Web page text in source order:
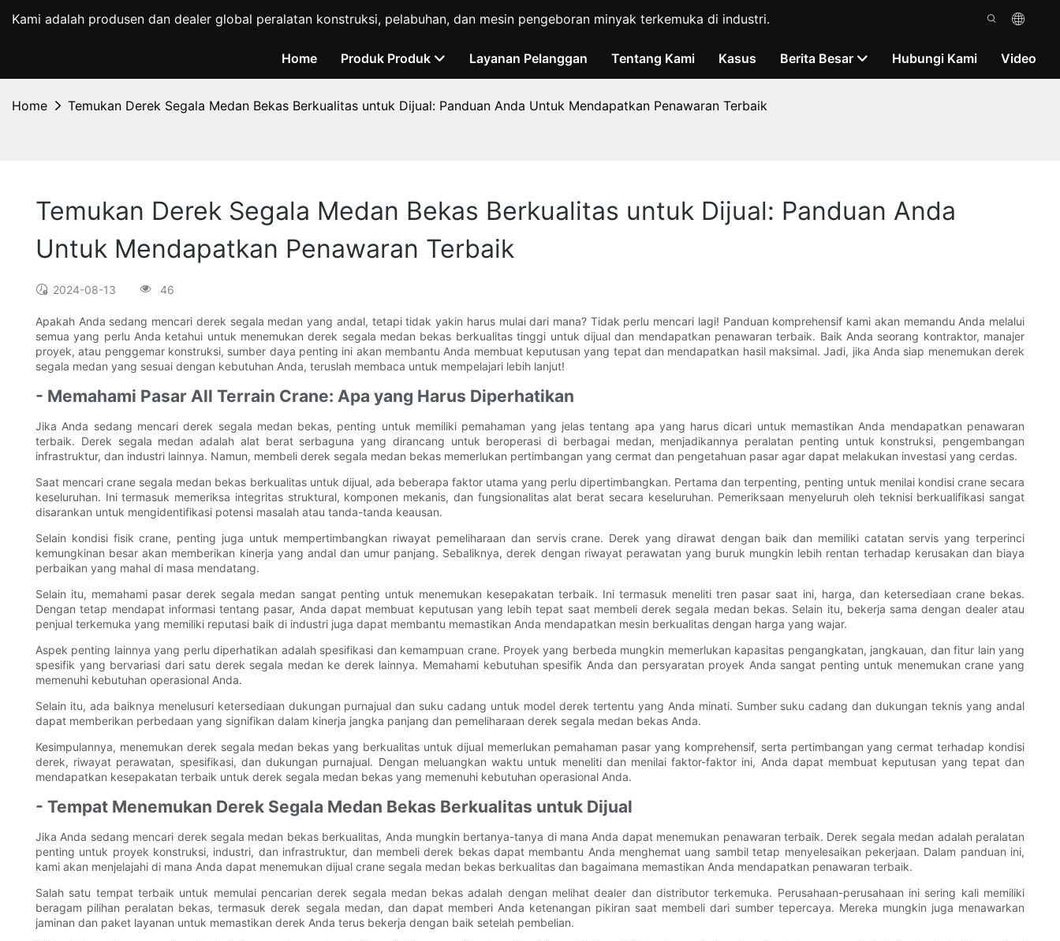
Kami adalah produsen dan dealer global peralatan konstruksi, pelabuhan, dan mesin pengeboran minyak terkemuka di industri.
Home Produk Produk Layanan Pelanggan Tentang Kami Kasus Berita Besar Hubungi Kami Video
Home Temukan Derek Segala Medan Bekas Berkualitas untuk Dijual: Panduan Anda Untuk Mendapatkan Penawaran Terbaik
Temukan Derek Segala Medan Bekas Berkualitas untuk Dijual: Panduan Anda
Untuk Mendapatkan Penawaran Terbaik
2024-08-13 46
Apakah Anda sedang mencari derek segala medan yang andal, tetapi tidak yakin harus mulai dari mana? Tidak perlu mencari lagi! Panduan komprehensif kami akan memandu Anda melalui
semua yang perlu Anda ketahui untuk menemukan derek segala medan bekas berkualitas tinggi untuk dijual dan mendapatkan penawaran terbaik. Baik Anda seorang kontraktor, manajer
proyek, atau penggemar konstruksi, sumber daya penting ini akan membantu Anda membuat keputusan yang tepat dan mendapatkan hasil maksimal. Jadi, jika Anda siap menemukan derek
segala medan yang sesuai dengan kebutuhan Anda, teruslah membaca untuk mempelajari lebih lanjut!
- Memahami Pasar All Terrain Crane: Apa yang Harus Diperhatikan
Jika Anda sedang mencari derek segala medan bekas, penting untuk memiliki pemahaman yang jelas tentang apa yang harus dicari untuk memastikan Anda mendapatkan penawaran
terbaik. Derek segala medan adalah alat berat serbaguna yang dirancang untuk beroperasi di berbagai medan, menjadikannya peralatan penting untuk konstruksi, pengembangan
infrastruktur, dan industri lainnya. Namun, membeli derek segala medan bekas memerlukan pertimbangan yang cermat dan pengetahuan pasar agar dapat melakukan investasi yang cerdas.
Saat mencari crane segala medan bekas berkualitas untuk dijual, ada beberapa faktor utama yang perlu dipertimbangkan. Pertama dan terpenting, penting untuk menilai kondisi crane secara
keseluruhan. Ini termasuk memeriksa integritas struktural, komponen mekanis, dan fungsionalitas alat berat secara keseluruhan. Pemeriksaan menyeluruh oleh teknisi berkualifikasi sangat
disarankan untuk mengidentifikasi potensi masalah atau tanda-tanda keausan.
Selain kondisi fisik crane, penting juga untuk mempertimbangkan riwayat pemeliharaan dan servis crane. Derek yang dirawat dengan baik dan memiliki catatan servis yang terperinci
kemungkinan besar akan memberikan kinerja yang andal dan umur panjang. Sebaliknya, derek dengan riwayat perawatan yang buruk mungkin lebih rentan terhadap kerusakan dan biaya
perbaikan yang mahal di masa mendatang.
Selain itu, memahami pasar derek segala medan sangat penting untuk menemukan kesepakatan terbaik. Ini termasuk meneliti tren pasar saat ini, harga, dan ketersediaan crane bekas.
Dengan tetap mendapat informasi tentang pasar, Anda dapat membuat keputusan yang lebih tepat saat membeli derek segala medan bekas. Selain itu, bekerja sama dengan dealer atau
penjual terkemuka yang memiliki reputasi baik di industri juga dapat membantu memastikan Anda mendapatkan mesin berkualitas dengan harga yang wajar.
Aspek penting lainnya yang perlu diperhatikan adalah spesifikasi dan kemampuan crane. Proyek yang berbeda mungkin memerlukan kapasitas pengangkatan, jangkauan, dan fitur lain yang
spesifik yang bervariasi dari satu derek segala medan ke derek lainnya. Memahami kebutuhan spesifik Anda dan persyaratan proyek Anda sangat penting untuk menemukan crane yang
memenuhi kebutuhan operasional Anda.
Selain itu, ada baiknya menelusuri ketersediaan dukungan purnajual dan suku cadang untuk model derek tertentu yang Anda minati. Sumber suku cadang dan dukungan teknis yang andal
dapat memberikan perbedaan yang signifikan dalam kinerja jangka panjang dan pemeliharaan derek segala medan bekas Anda.
Kesimpulannya, menemukan derek segala medan bekas yang berkualitas untuk dijual memerlukan pemahaman pasar yang komprehensif, serta pertimbangan yang cermat terhadap kondisi
derek, riwayat perawatan, spesifikasi, dan dukungan purnajual. Dengan meluangkan waktu untuk meneliti dan menilai faktor-faktor ini, Anda dapat membuat keputusan yang tepat dan
mendapatkan kesepakatan terbaik untuk derek segala medan bekas yang memenuhi kebutuhan operasional Anda.
- Tempat Menemukan Derek Segala Medan Bekas Berkualitas untuk Dijual
Jika Anda sedang mencari derek segala medan bekas berkualitas, Anda mungkin bertanya-tanya di mana Anda dapat menemukan penawaran terbaik. Derek segala medan adalah peralatan
penting untuk proyek konstruksi, industri, dan infrastruktur, dan membeli derek bekas dapat membantu Anda menghemat uang sambil tetap menyelesaikan pekerjaan. Dalam panduan ini,
kami akan menjelajahi di mana Anda dapat menemukan dijual crane segala medan bekas berkualitas dan bagaimana memastikan Anda mendapatkan penawaran terbaik.
Salah satu tempat terbaik untuk memulai pencarian derek segala medan bekas adalah dengan melihat dealer dan distributor terkemuka. Perusahaan-perusahaan ini sering kali memiliki
beragam pilihan peralatan bekas, termasuk derek segala medan, dan dapat memberi Anda ketenangan pikiran saat membeli dari sumber tepercaya. Mereka mungkin juga menawarkan
jaminan dan paket layanan untuk memastikan derek Anda terus bekerja dengan baik setelah pembelian.